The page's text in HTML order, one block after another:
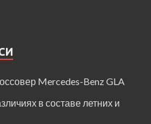
Mercedes-Benz GLA
в составе летних и